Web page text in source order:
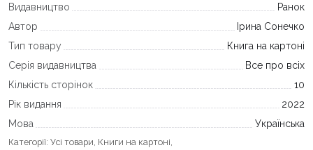
Видавництво
Ранок
Автор
Ірина Сонечко
Тип товару
Книга на картоні
Серія видавництва
Все про всіх
Кількість сторінок
10
Рік видання
2022
Мова
Українська
Категорії: Усі товари, Книги на картоні,